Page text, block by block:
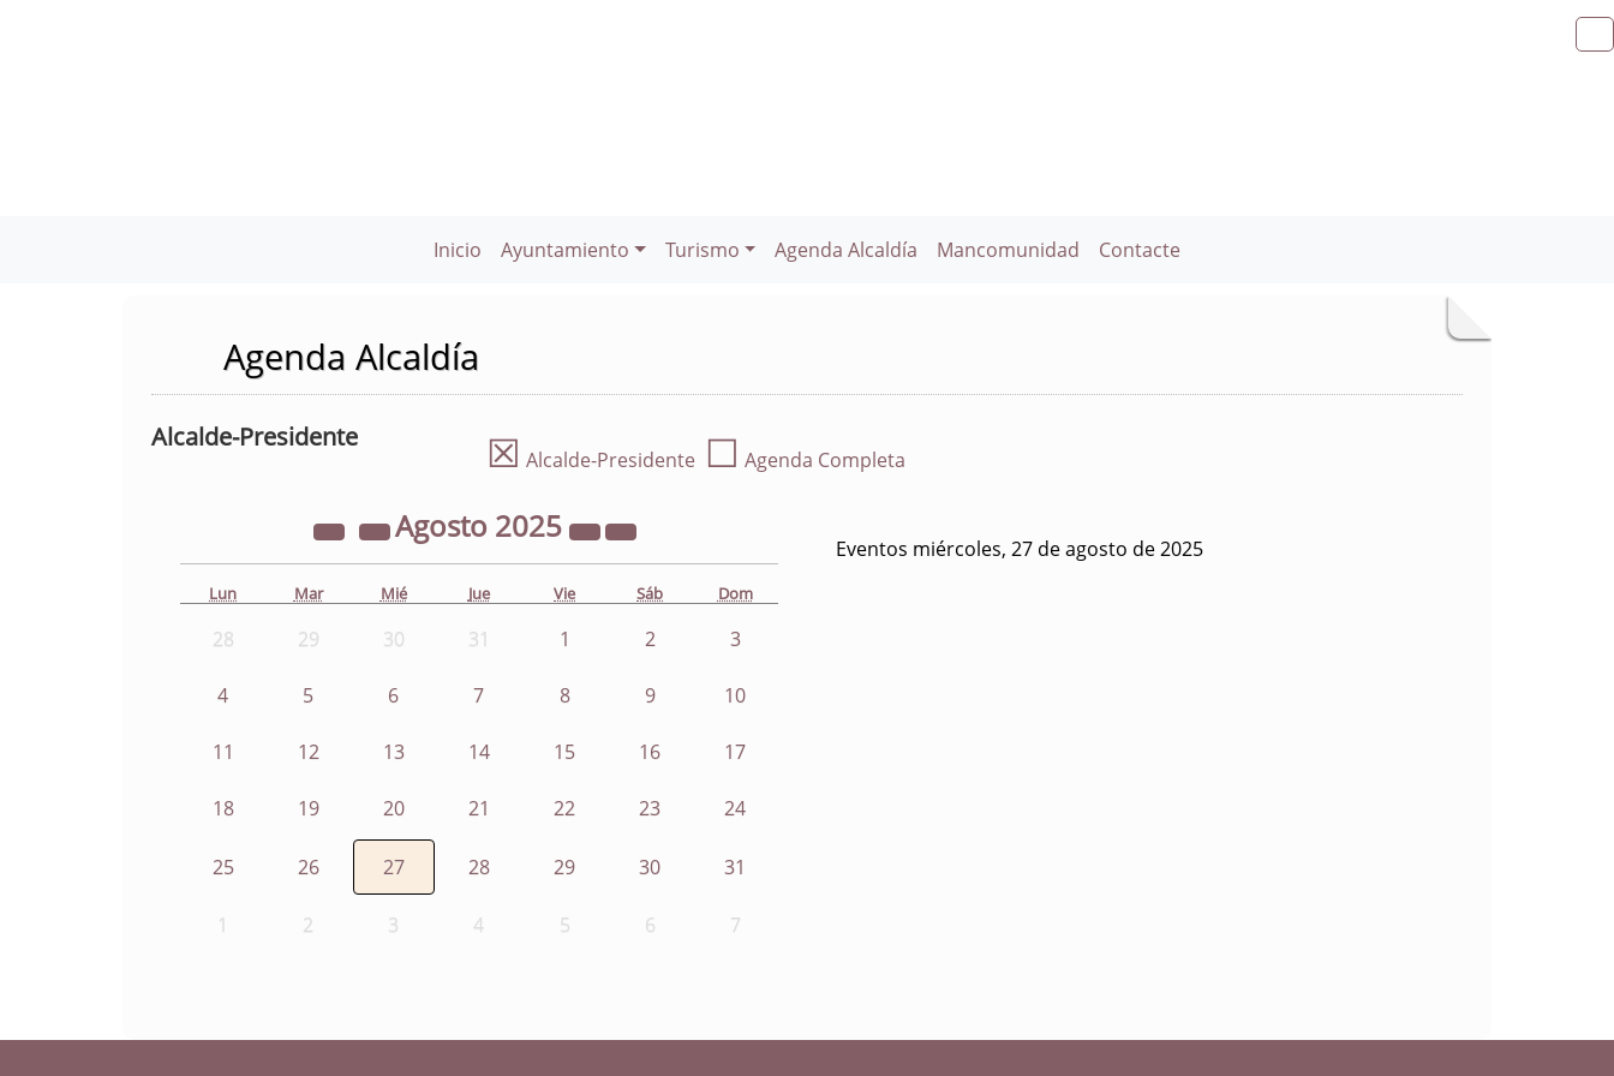
Inicio Ayuntamiento Turismo Agenda Alcaldía Mancomunidad Contacte
Agenda Alcaldía
Alcalde-Presidente ☒ Alcalde-Presidente ☐ Agenda Completa
Agosto 2025
Lun Mar Mié Jue Vie Sáb Dom
28 29 30 31 1 2 3
4 5 6 7 8 9 10
11 12 13 14 15 16 17
18 19 20 21 22 23 24
25 26 27 28 29 30 31
1 2 3 4 5 6 7
Eventos miércoles, 27 de agosto de 2025